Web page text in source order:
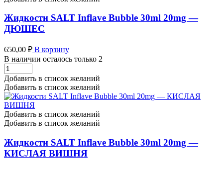
-
КИСЛАЯ
ЧЕРНАЯ
СМОРОДИНА
Жидкости SALT Inflave Bubble 30ml 20mg —
ДЮШЕС
650,00 ₽ В корзину
В наличии осталось только 2
Жидкости
SALT
Inflave
Bubble
30ml
20mg
-
ДЮШЕС
количество
Добавить в список желаний
Добавить в список желаний
Добавить в список желаний
Добавить в список желаний
Жидкости SALT Inflave Bubble 30ml 20mg —
КИСЛАЯ ВИШНЯ